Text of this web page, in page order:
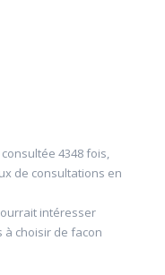
4348 fois,
de consultations en
intéresser
à choisir de facon